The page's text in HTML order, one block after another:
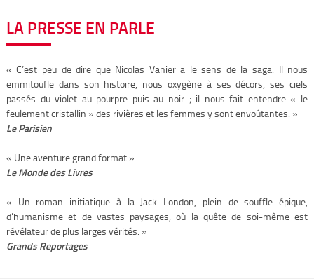
LA PRESSE EN PARLE
« C’est peu de dire que Nicolas Vanier a le sens de la saga. Il nous
emmitoufle dans son histoire, nous oxygène à ses décors, ses ciels
passés du violet au pourpre puis au noir ; il nous fait entendre « le
feulement cristallin » des rivières et les femmes y sont envoûtantes. »
Le Parisien
« Une aventure grand format »
Le Monde des Livres
« Un roman initiatique à la Jack London, plein de souffle épique,
d’humanisme et de vastes paysages, où la quête de soi-même est
révélateur de plus larges vérités. »
Grands Reportages